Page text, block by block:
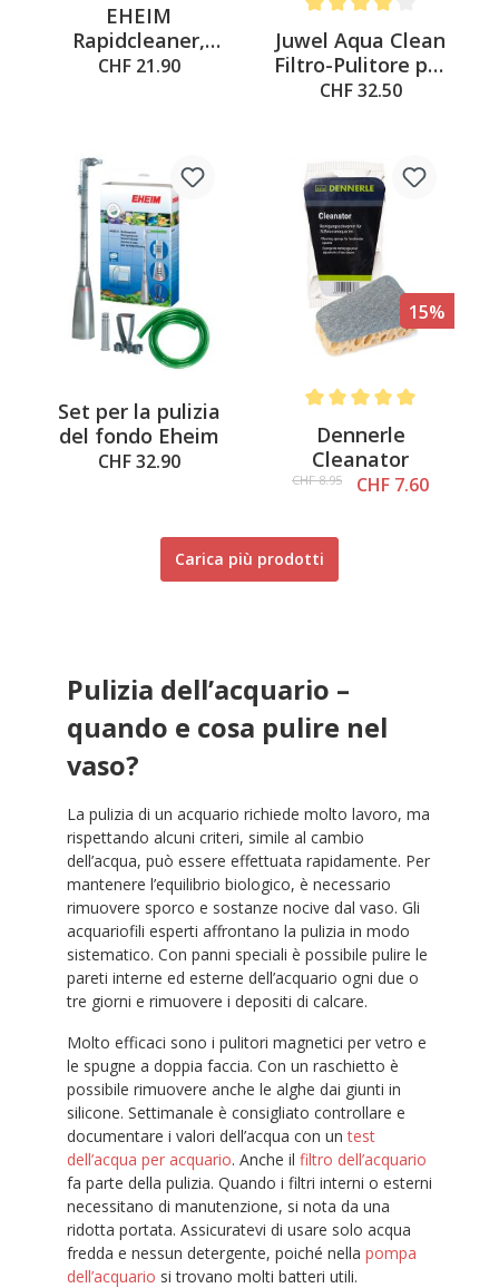
EHEIM
Rapidcleaner,
lunghezza: 58 cm
CHF 21.90
Juwel Aqua Clean
Filtro-Pulitore per
acquari
CHF 32.50
Set per la pulizia
del fondo Eheim
CHF 32.90
15%
Average rating of 5 out of
Dennerle
Cleanator
CHF 8.95 CHF 7.60
Carica più prodotti
Pulizia dell’acquario –
quando e cosa pulire nel
vaso?
La pulizia di un acquario richiede molto lavoro, ma
rispettando alcuni criteri, simile al cambio
dell’acqua, può essere effettuata rapidamente. Per
mantenere l’equilibrio biologico, è necessario
rimuovere sporco e sostanze nocive dal vaso. Gli
acquariofili esperti affrontano la pulizia in modo
sistematico. Con panni speciali è possibile pulire le
pareti interne ed esterne dell’acquario ogni due o
tre giorni e rimuovere i depositi di calcare.
Molto efficaci sono i pulitori magnetici per vetro e
le spugne a doppia faccia. Con un raschietto è
possibile rimuovere anche le alghe dai giunti in
silicone. Settimanale è consigliato controllare e
documentare i valori dell’acqua con untest
dell’acqua per acquario. Anche il filtro dell’acquario
fa parte della pulizia. Quando i filtri interni o esterni
necessitano di manutenzione, si nota da una
ridotta portata. Assicuratevi di usare solo acqua
fredda e nessun detergente, poiché nella pompa
dell’acquario si trovano molti batteri utili.